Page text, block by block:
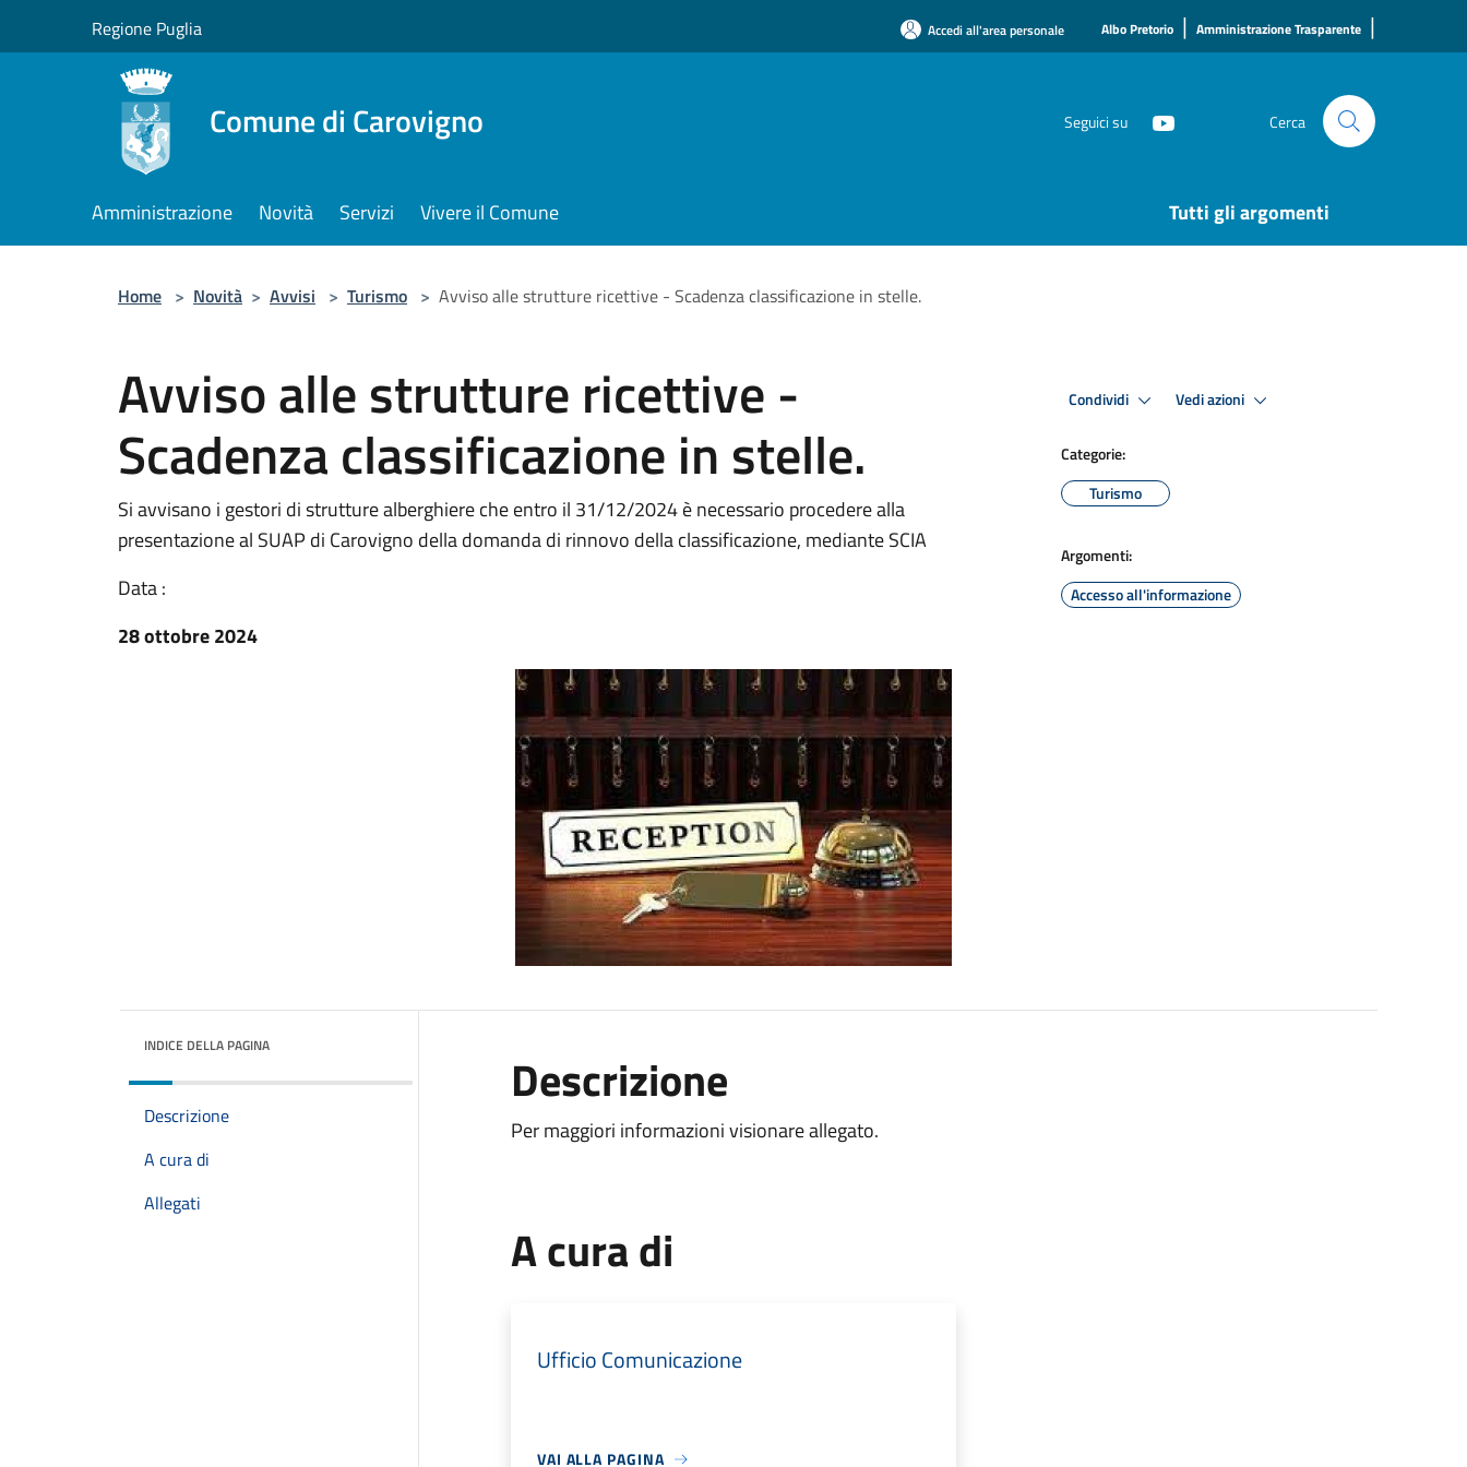
Regione Puglia Accedi all'area personale Albo Pretorio | Amministrazione Trasparente |
Comune di Carovigno Seguici su Cerca
Amministrazione Novità Servizi Vivere il Comune Tutti gli argomenti
Home > Novità > Avvisi > Turismo > Avviso alle strutture ricettive - Scadenza classificazione in stelle.
Avviso alle strutture ricettive -
Scadenza classificazione in stelle.
Si avvisano i gestori di strutture alberghiere che entro il 31/12/2024 è necessario procedere alla
presentazione al SUAP di Carovigno della domanda di rinnovo della classificazione, mediante SCIA
Data :
28 ottobre 2024
Condividi Vedi azioni
Categorie:
Turismo
Argomenti:
Accesso all'informazione
INDICE DELLA PAGINA
Descrizione
A cura di
Allegati
Descrizione
Per maggiori informazioni visionare allegato.
A cura di
Ufficio Comunicazione
VAI ALLA PAGINA